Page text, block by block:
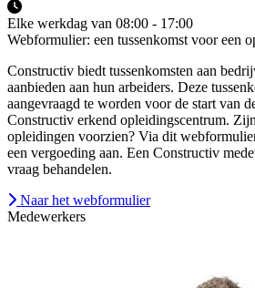
Elke werkdag van 08:00 - 17:00
Webformulier: een tussenkomst voor een
Constructiv biedt tussenkomsten aan
aanbieden aan hun arbeiders. Deze
aangevraagd te worden voor de start van
Constructiv erkend opleidingscentrum.
opleidingen voorzien? Via dit
een vergoeding aan. Een Constructiv
vraag behandelen.
Naar het webformulier
Medewerkers